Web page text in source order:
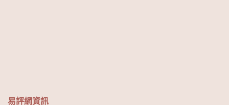
易評網資訊